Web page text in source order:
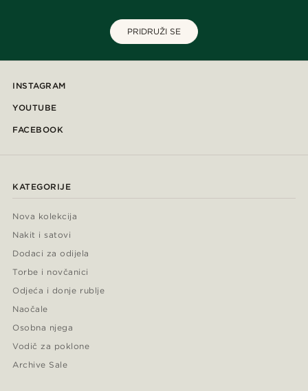
PRIDRUŽI SE
INSTAGRAM
YOUTUBE
FACEBOOK
KATEGORIJE
Nova kolekcija
Nakit i satovi
Dodaci za odijela
Torbe i novčanici
Odjeća i donje rublje
Naočale
Osobna njega
Vodič za poklone
Archive Sale